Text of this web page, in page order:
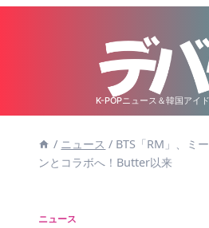
K-POPニュース＆韓国アイ
/ ニュース / BTS「RM」、ミ
ンとコラボへ！Butter以来
ニュース